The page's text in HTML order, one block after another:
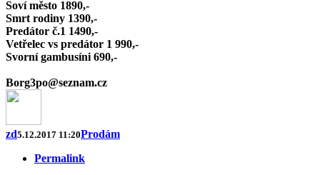
Soví město 1890,-
Smrt rodiny 1390,-
Predátor č.1 1490,-
Vetřelec vs predátor 1 990,-
Svorní gambusíni 690,-
Borg3po@seznam.cz
zd5.12.2017 11:20Prodám
Permalink